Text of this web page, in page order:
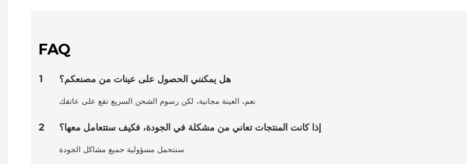
FAQ
1 هل يمكنني الحصول على عينات من مصنعكم؟
2 إذا كانت المنتجات تعاني من مشكلة في الجودة، فكيف ستتعامل معها؟